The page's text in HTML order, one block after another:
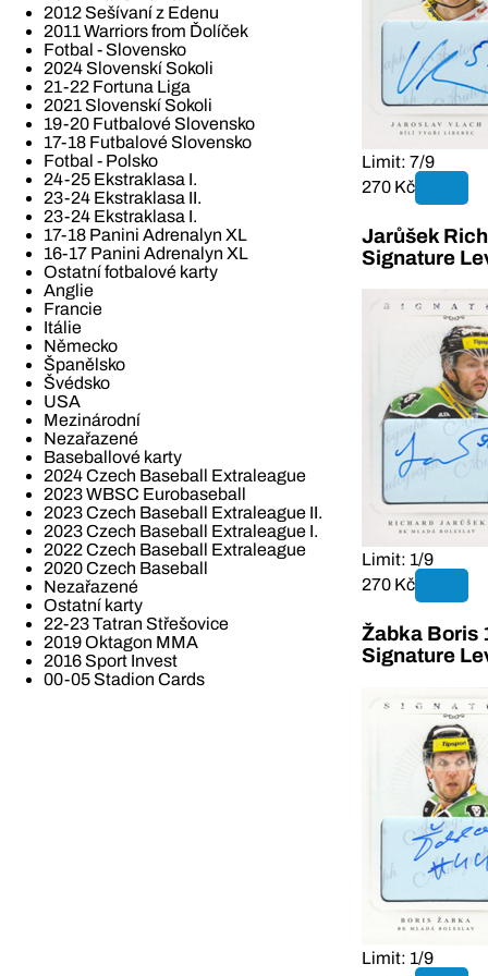
2012 Sešívaní z Edenu
2011 Warriors from Ďolíček
Fotbal - Slovensko
2024 Slovenskí Sokoli
21-22 Fortuna Liga
2021 Slovenskí Sokoli
19-20 Futbalové Slovensko
17-18 Futbalové Slovensko
Fotbal - Polsko
24-25 Ekstraklasa I.
23-24 Ekstraklasa II.
23-24 Ekstraklasa I.
17-18 Panini Adrenalyn XL
16-17 Panini Adrenalyn XL
Ostatní fotbalové karty
Anglie
Francie
Itálie
Německo
Španělsko
Švédsko
USA
Mezinárodní
Nezařazené
Baseballové karty
2024 Czech Baseball Extraleague
2023 WBSC Eurobaseball
2023 Czech Baseball Extraleague II.
2023 Czech Baseball Extraleague I.
2022 Czech Baseball Extraleague
2020 Czech Baseball
Nezařazené
Ostatní karty
22-23 Tatran Střešovice
2019 Oktagon MMA
2016 Sport Invest
00-05 Stadion Cards
Limit: 7/9
270 Kč
Jarůšek
Signature
Limit: 1/9
270 Kč
Žabka Boris
Signature
Limit: 1/9